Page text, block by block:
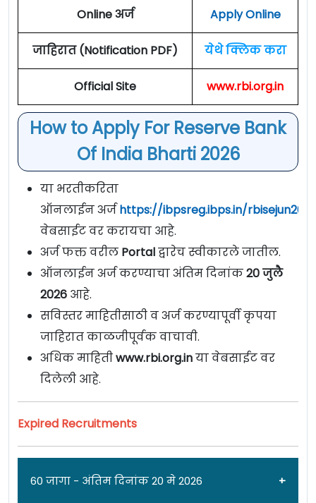
Online अर्ज Apply Online
जाहिरात (Notification PDF) येथे क्लिक करा
Official Site www.rbi.org.in
How to Apply For Reserve Bank
Of India Bharti 2026
या भरतीकरिता
ऑनलाईन अर्जhttps://ibpsreg.ibps.in/rbisejun26/
वेबसाईट वर करायचा आहे.
अर्ज फक्त वरील Portalद्वारेच स्वीकारले जातील.
ऑनलाईन अर्ज करण्याचा अंतिम दिनांक20 जुलै
2026 आहे.
सविस्तर माहितीसाठी व अर्ज करण्यापूर्वी कृपया
जाहिरात काळजीपूर्वक वाचावी.
अधिक माहितीwww.rbi.org.inया वेबसाईट वर
दिलेली आहे.
Expired Recruitments
60 जागा - अंतिम दिनांक 20 मे 2026